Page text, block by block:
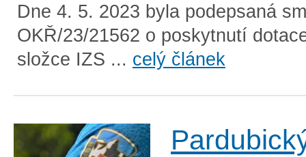
Dne 4. 5. 2023 byla podepsaná
OKŘ/23/21562 o poskytnutí
složce IZS ... celý článek